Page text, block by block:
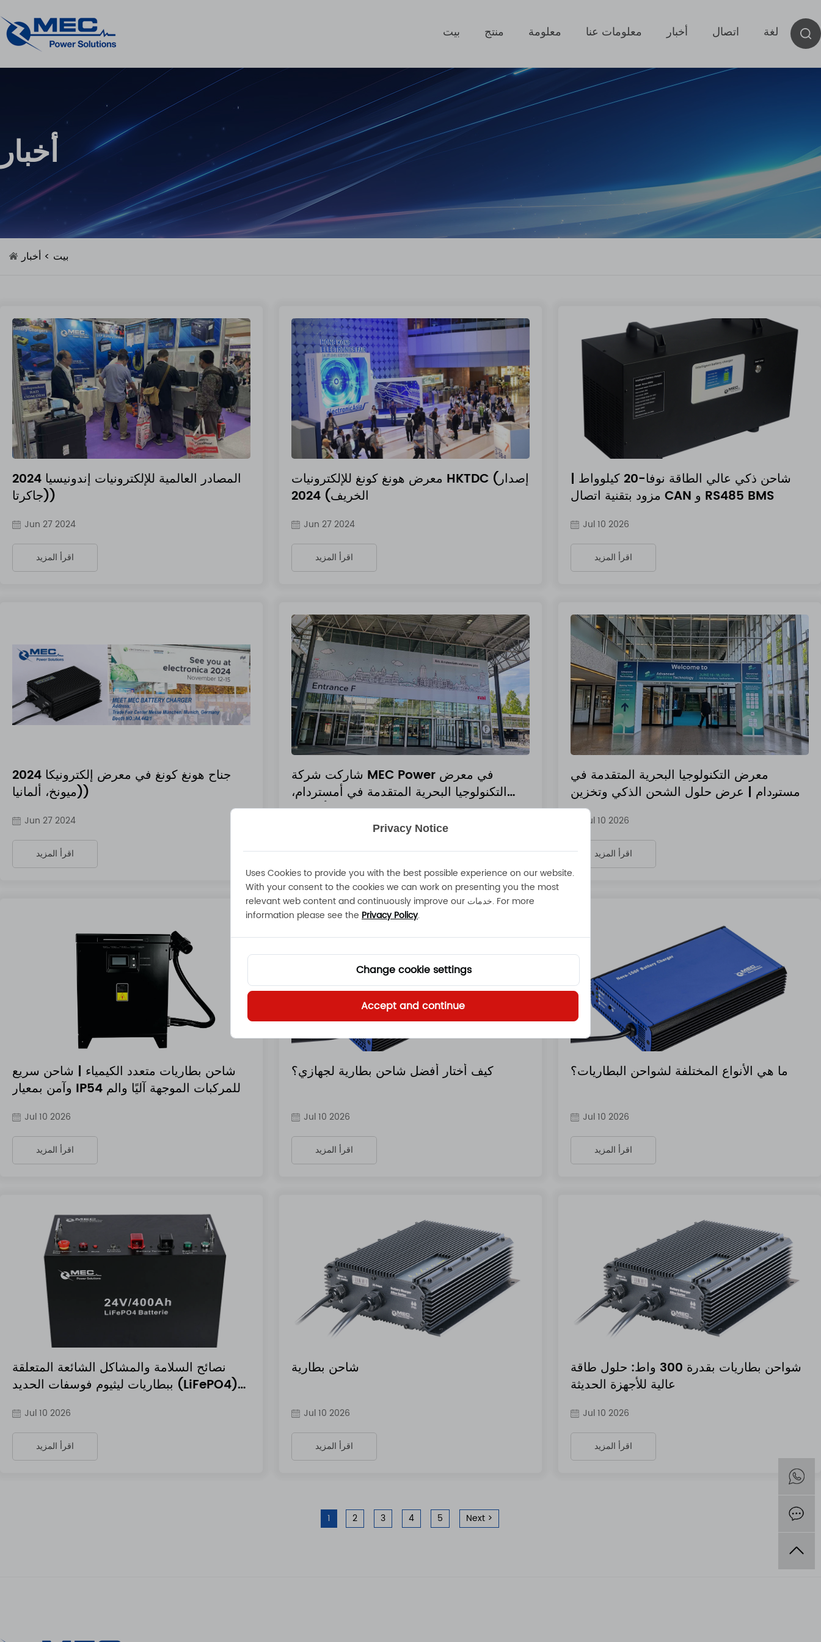
لغة بيت منتج معلومة معلومات عنا أخبار اتصال
أخبار
بيت > أخبار
المصادر العالمية للإلكترونيات إندونيسيا 2024
(جاكرتا)
Jun 27 2024
اقرأ المزيد
معرض هونغ كونغ للإلكترونيات HKTDC (إصدار
الخريف) 2024
Jun 27 2024
اقرأ المزيد
شاحن ذكي عالي الطاقة نوفا-20 كيلوواط |
مزود بتقنية اتصال CAN و RS485 BMS
Jul 10 2026
اقرأ المزيد
جناح هونغ كونغ في معرض إلكترونيكا 2024
(ميونخ، ألمانيا)
Jun 27 2024
اقرأ المزيد
شاركت شركة MEC Power في معرض
التكنولوجيا البحرية المتقدمة في أمستردام،
هولندا، وأطلقت
اقرأ المزيد
معرض التكنولوجيا البحرية المتقدمة في
أمستردام | عرض حلول الشحن الذكي وتخزين
الطاق
Jul 10 2026
اقرأ المزيد
شاحن بطاريات متعدد الكيمياء | شاحن سريع
وآمن بمعيار IP54 للمركبات الموجهة آليًا والم
Jul 10 2026
اقرأ المزيد
كيف أختار أفضل شاحن بطارية لجهازي؟
Jul 10 2026
اقرأ المزيد
ما هي الأنواع المختلفة لشواحن البطاريات؟
Jul 10 2026
اقرأ المزيد
نصائح السلامة والمشاكل الشائعة المتعلقة
ببطاريات ليثيوم فوسفات الحديد (LiFePO4)
Jul 10 2026
اقرأ المزيد
شاحن بطارية
Jul 10 2026
اقرأ المزيد
شواحن بطاريات بقدرة 300 واط: حلول طاقة
عالية للأجهزة الحديثة
Jul 10 2026
اقرأ المزيد
1 2 3 4 5 Next >
Privacy Notice
Uses Cookies to provide you with the best possible experience on our website.
With your consent to the cookies we can work on presenting you the most
relevant web content and continuously improve our خدمات. For more
information please see the Privacy Policy.
Change cookie settings
Accept and continue